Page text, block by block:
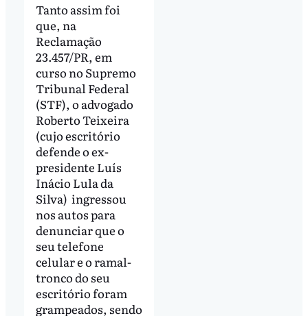
Tanto assim foi
que, na
Reclamação
23.457/PR, em
curso no Supremo
Tribunal Federal
(STF), o advogado
Roberto Teixeira
(cujo escritório
defende o ex-
presidente Luís
Inácio Lula da
Silva) ingressou
nos autos para
denunciar que o
seu telefone
celular e o ramal-
tronco do seu
escritório foram
grampeados, sendo